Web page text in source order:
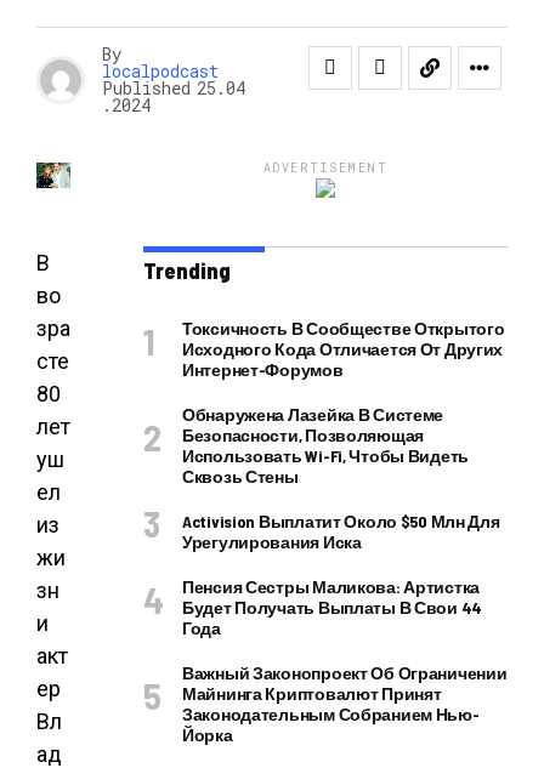
By
localpodcast
Published 25.04
.2024
В
во
зра
сте
80
лет
уш
ел
из
жи
зн
и
акт
ер
Вл
ад
ADVERTISEMENT
Trending
Токсичность В Сообществе Открытого
Исходного Кода Отличается От Других
Интернет-Форумов
Обнаружена Лазейка В Системе
Безопасности, Позволяющая
Использовать Wi-Fi, Чтобы Видеть
Сквозь Стены
Activision Выплатит Около $50 Млн Для
Урегулирования Иска
Пенсия Сестры Маликова: Артистка
Будет Получать Выплаты В Свои 44
Года
Важный Законопроект Об Ограничении
Майнинга Криптовалют Принят
Законодательным Собранием Нью-
Йорка